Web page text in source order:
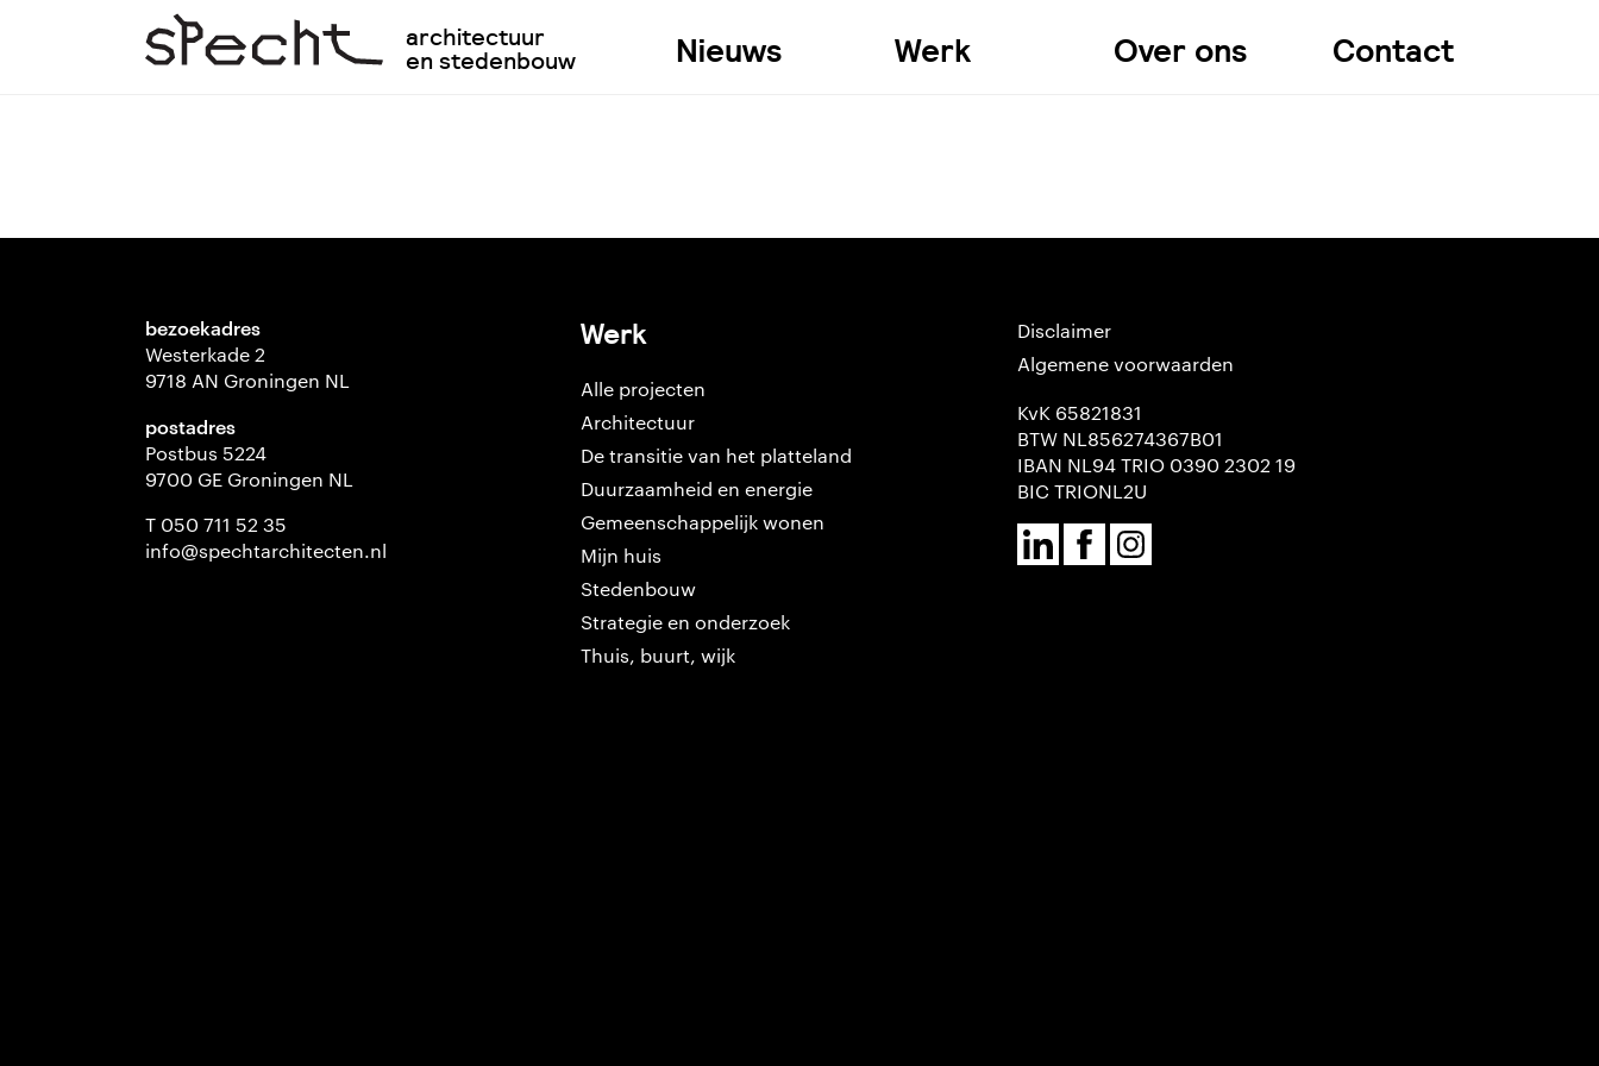
architectuur
en stedenbouw Nieuws Werk Over ons Contact
bezoekadres
Westerkade 2
9718 AN Groningen NL
postadres
Postbus 5224
9700 GE Groningen NL
T 050 711 52 35
info@spechtarchitecten.nl
Werk
Alle projecten
Architectuur
De transitie van het platteland
Duurzaamheid en energie
Gemeenschappelijk wonen
Mijn huis
Stedenbouw
Strategie en onderzoek
Thuis, buurt, wijk
Disclaimer
Algemene voorwaarden
KvK 65821831
BTW NL856274367B01
IBAN NL94 TRIO 0390 2302 19
BIC TRIONL2U